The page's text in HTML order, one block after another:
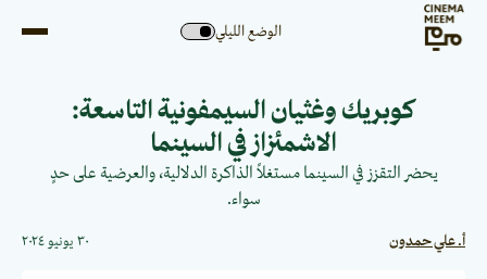
الوضع الليلي
كوبريك وغثيان السيمفونية التاسعة:
الاشمئزاز في السينما
يحضر التقزز في السينما مستغلاً الذاكرة الدلالية، والعرضية على حدٍ
سواء.
أ. علي حمدون ٣٠ يونيو ٢٠٢٤